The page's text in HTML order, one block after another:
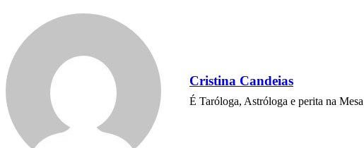
Cristina Candeias
É Taróloga, Astróloga e perita na